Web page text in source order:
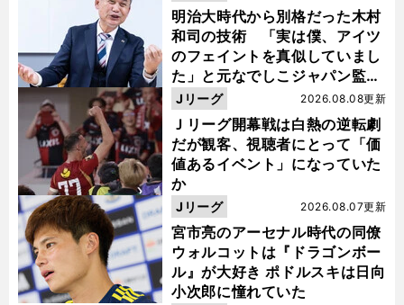
明治大時代から別格だった木村
和司の技術 「実は僕、アイツ
のフェイントを真似していまし
た」と元なでしこジャパン監
督・佐々木則夫
Ｊリーグ開幕戦は白熱の逆転劇
だが観客、視聴者にとって「価
値あるイベント」になっていた
か
2026.08.08更新
Jリーグ
宮市亮のアーセナル時代の同僚
ウォルコットは『ドラゴンボー
ル』が大好き ポドルスキは日向
小次郎に憧れていた
2026.08.07更新
Jリーグ